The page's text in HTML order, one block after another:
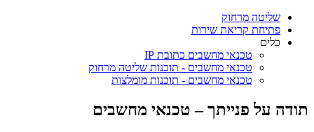
שליטה מרחוק
פתיחת קריאת שירות
כלים
טכנאי מחשבים כתובת IP
טכנאי מחשבים - תוכנות שליטה מרחוק
טכנאי מחשבים - תוכנות מומלצות
תודה על פנייתך – טכנאי מחשבים